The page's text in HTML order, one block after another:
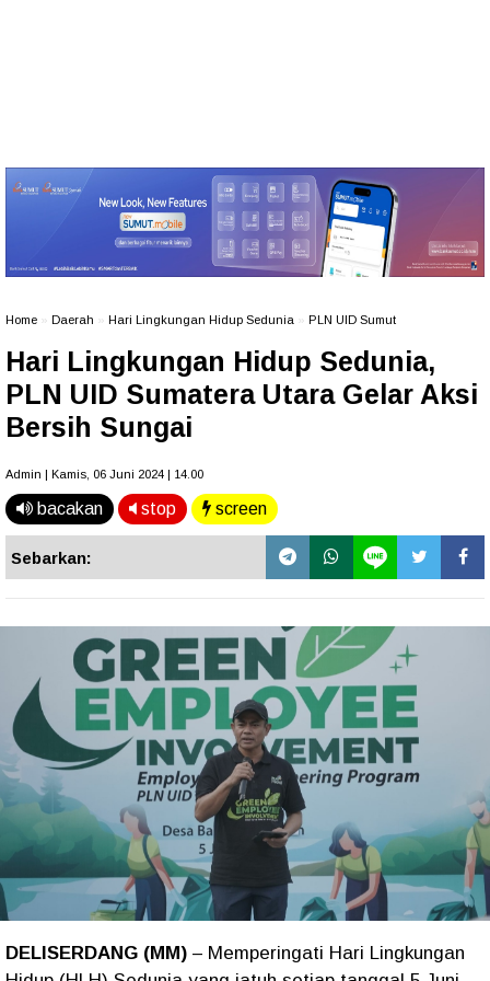
Home Daerah Hari Lingkungan Hidup Sedunia PLN UID Sumut
Hari Lingkungan Hidup Sedunia,
PLN UID Sumatera Utara Gelar Aksi
Bersih Sungai
Admin | Kamis, 06 Juni 2024 | 14.00
bacakan stop screen
Sebarkan:
DELISERDANG (MM) – Memperingati Hari Lingkungan